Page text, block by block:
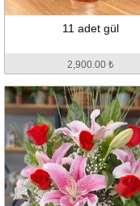
11 adet gül
2,900.00 ₺